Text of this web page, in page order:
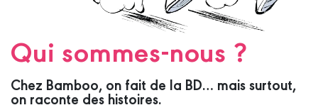
Qui sommes-nous ?
Chez Bamboo, on fait de la BD… mais surtout,
on raconte des histoires.